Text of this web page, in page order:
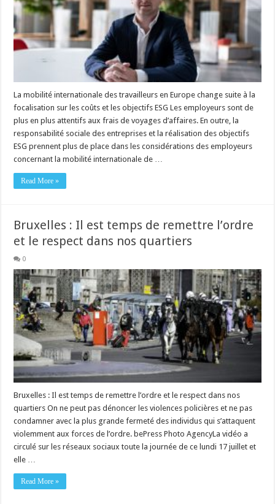
La mobilité internationale des travailleurs en Europe change suite à la
focalisation sur les coûts et les objectifs ESG Les employeurs sont de
plus en plus attentifs aux frais de voyages d’affaires. En outre, la
responsabilité sociale des entreprises et la réalisation des objectifs
ESG prennent plus de place dans les considérations des employeurs
concernant la mobilité internationale de …
Read More »
Bruxelles : Il est temps de remettre l’ordre
et le respect dans nos quartiers
0
Bruxelles : Il est temps de remettre l’ordre et le respect dans nos
quartiers On ne peut pas dénoncer les violences policières et ne pas
condamner avec la plus grande fermeté des individus qui s’attaquent
violemment aux forces de l’ordre. bePress Photo AgencyLa vidéo a
circulé sur les réseaux sociaux toute la journée de ce lundi 17 juillet et
elle …
Read More »